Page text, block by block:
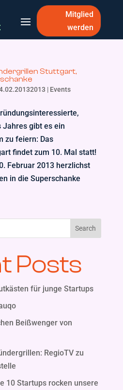
Mitglied
werden
Stuttgart,
| Events
gibt es ein
zu feiern: Das
findet zum 10. Mal statt!
Februar 2013 herzlichst
in die Superschanke
Search
Posts
für junge Startups
Beißwenger von
RegioTV zu
10 Startups rocken unsere